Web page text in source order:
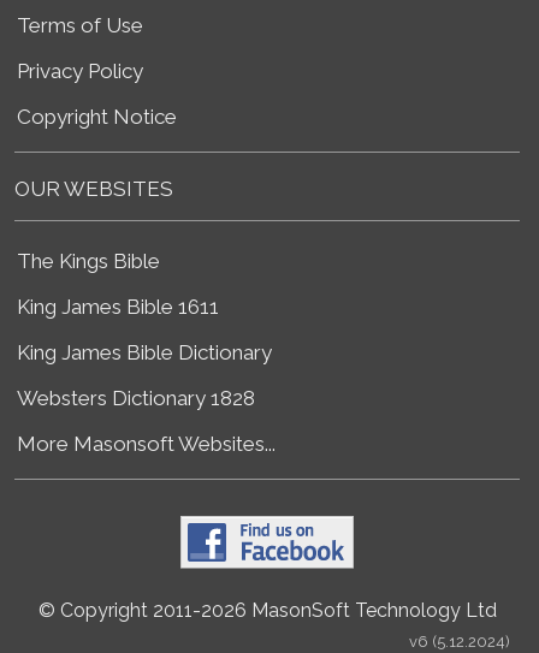
Terms of Use
Privacy Policy
Copyright Notice
OUR WEBSITES
The Kings Bible
King James Bible 1611
King James Bible Dictionary
Websters Dictionary 1828
More Masonsoft Websites...
© Copyright 2011-2026 MasonSoft Technology Ltd
v6 (5.12.2024)